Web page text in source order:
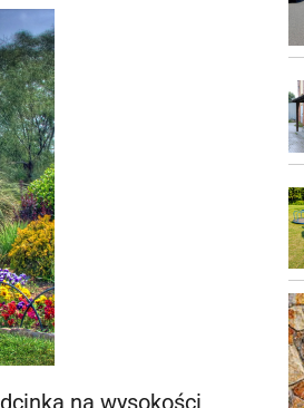
na wysokości